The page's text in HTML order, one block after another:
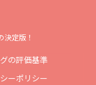
定版！
の評価基準
ーポリシー